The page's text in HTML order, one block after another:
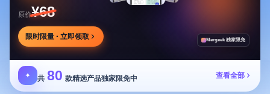
原价¥68
限时限量 · 立即领取 Mergeek 独家限免
✦ 共 80 款精选产品独家限免中 查看全部